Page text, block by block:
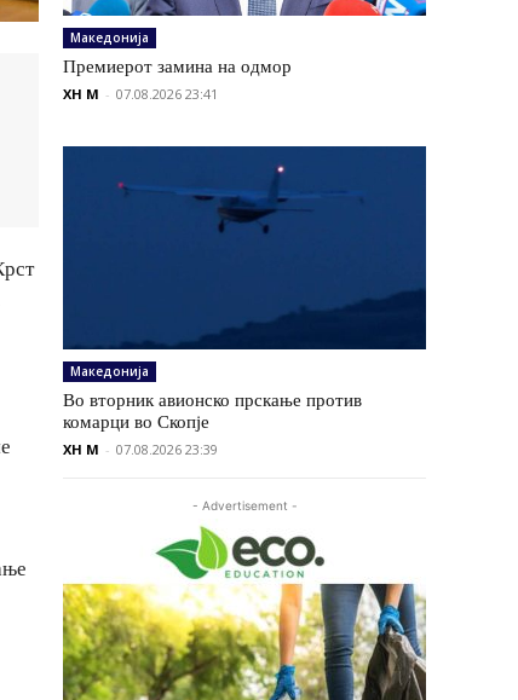
Македонија
Премиерот замина на одмор
XH M - 07.08.2026 23:41
Македонија
Во вторник авионско прскање против
комарци во Скопје
XH M - 07.08.2026 23:39
- Advertisement -